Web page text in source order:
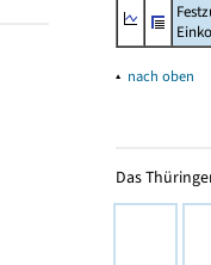
▴ nach oben
Das